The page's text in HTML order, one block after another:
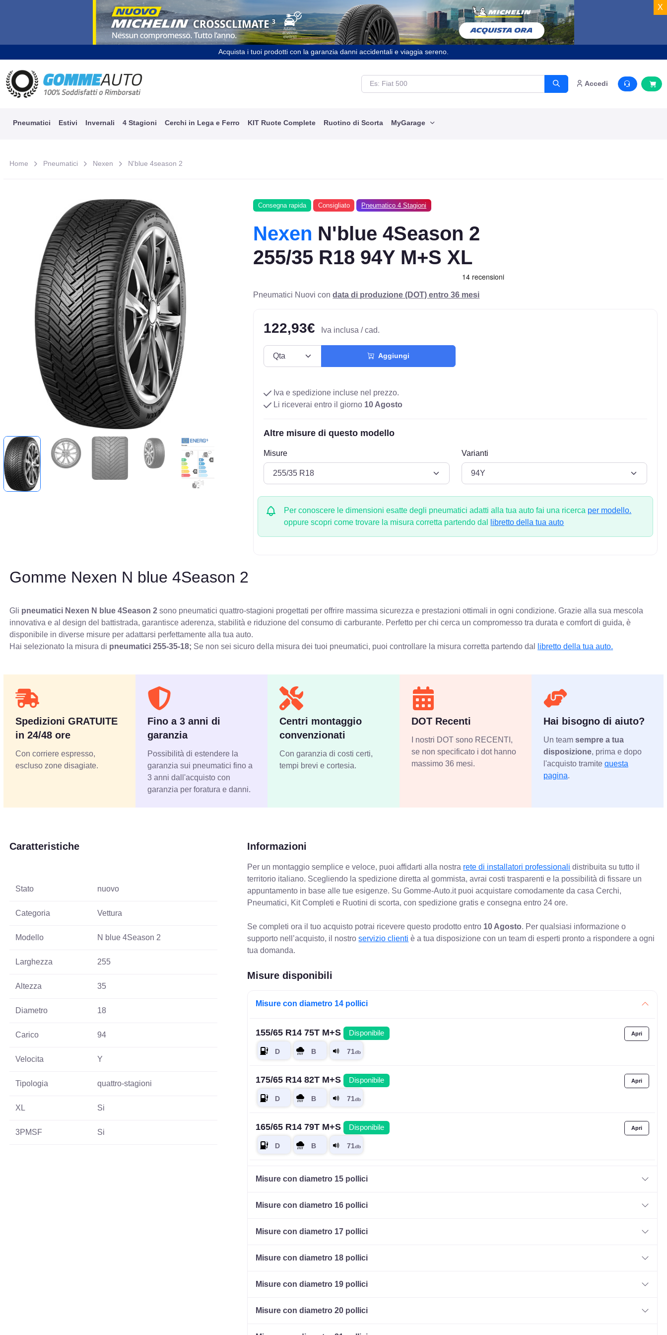
X
Acquista i tuoi prodotti con la garanzia danni accidentali e viaggia sereno.
Accedi
Pneumatici Estivi Invernali 4 Stagioni Cerchi in Lega e Ferro KIT Ruote Complete Ruotino di Scorta MyGarage
Home Pneumatici Nexen N'blue 4season 2
Consegna rapida Consigliato Pneumatico 4 Stagioni
Nexen N'blue 4Season 2
255/35 R18 94Y M+S XL
Pneumatici Nuovi condata di produzione (DOT) entro 36 mesi
122,93€ Iva inclusa / cad.
Aggiungi
Iva e spedizione incluse nel prezzo.
Li riceverai entro il giorno 10 Agosto
Altre misure di questo modello
Misure Varianti
Per conoscere le dimensioni esatte degli pneumatici adatti alla tua auto fai una ricerca per modello.
oppure scopri come trovare la misura corretta partendo dal
libretto della tua auto
Gomme Nexen N blue 4Season 2
Gli pneumatici Nexen N blue 4Season 2 sono pneumatici quattro-stagioni progettati per offrire massima sicurezza e prestazioni ottimali in ogni condizione. Grazie alla sua mescola
innovativa e al design del battistrada, garantisce aderenza, stabilità e riduzione del consumo di carburante. Perfetto per chi cerca un compromesso tra durata e comfort di guida, è
disponibile in diverse misure per adattarsi perfettamente alla tua auto.
Hai selezionato la misura di pneumatici255-35-18; Se non sei sicuro della misura dei tuoi pneumatici, puoi controllare la misura corretta partendo dal libretto della tua auto.
Spedizioni GRATUITE
in 24/48 ore
Con corriere espresso,
escluso zone disagiate.
Fino a 3 anni di
garanzia
Possibilità di estendere la
garanzia sui pneumatici fino a
3 anni dall'acquisto con
garanzia per foratura e danni.
Centri montaggio
convenzionati
Con garanzia di costi certi,
tempi brevi e cortesia.
DOT Recenti
I nostri DOT sono RECENTI,
se non specificato i dot hanno
massimo 36 mesi.
Hai bisogno di aiuto?
Un team sempre a tua
disposizione, prima e dopo
l'acquisto tramite questa
pagina.
Caratteristiche
Stato nuovo
Categoria Vettura
Modello N blue 4Season 2
Larghezza 255
Altezza 35
Diametro 18
Carico 94
Velocita Y
Tipologia quattro-stagioni
XL Si
3PMSF Si
Informazioni
Per un montaggio semplice e veloce, puoi affidarti alla nostra rete di installatori professionali distribuita su tutto il
territorio italiano. Scegliendo la spedizione diretta al gommista, avrai costi trasparenti e la possibilità di fissare un
appuntamento in base alle tue esigenze. Su Gomme-Auto.it puoi acquistare comodamente da casa Cerchi,
Pneumatici, Kit Completi e Ruotini di scorta, con spedizione gratis e consegna entro 24 ore.
Se completi ora il tuo acquisto potrai ricevere questo prodotto entro 10 Agosto. Per qualsiasi informazione o
supporto nell’acquisto, il nostroservizio clienti è a tua disposizione con un team di esperti pronto a rispondere a ogni
tua domanda.
Misure disponibili
Misure con diametro 14 pollici
155/65 R14 75T M+S Disponibile
175/65 R14 82T M+S Disponibile
165/65 R14 79T M+S Disponibile
185/60 R14 82H M+S Disponibile
195/60 R14 86T M+S
Misure con diametro 15 pollici
Misure con diametro 16 pollici
Misure con diametro 17 pollici
Misure con diametro 18 pollici
Misure con diametro 19 pollici
Misure con diametro 20 pollici